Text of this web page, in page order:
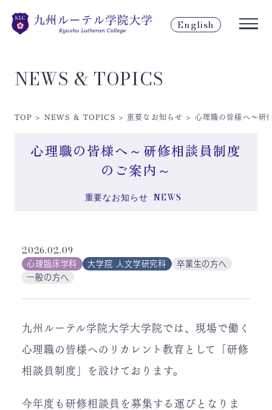
English
NEWS & TOPICS
TOP > NEWS & TOPICS >重要なお知らせ > 心理職の皆様へ～研
心理職の皆様へ～研修相談員制度
のご案内～
重要なお知らせ NEWS
2026.02.09
心理臨床学科 大学院 人文学研究科
卒業生の方へ
一般の方へ
九州ルーテル学院大学大学院では、現場で働く
心理職の皆様へのリカレント教育として「研修
相談員制度」を設けております。
今年度も研修相談員を募集する運びとなりま